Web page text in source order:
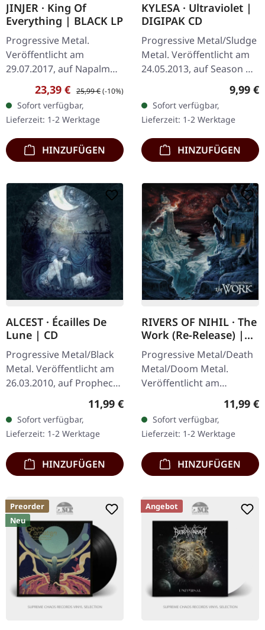
JINJER · King Of
Everything | BLACK LP
Progressive Metal.
Veröffentlicht am
29.07.2017, auf Napalm
Records. Schwarzes Vinyl
im Gatefold-Cover. JINJER
liefern mit „King Of
Everything" ein…
Verkaufspreis:
23,39 € Regulärer Preis:
25,99 €(-10%)
Sofort verfügbar,
Lieferzeit: 1-2 Werktage
HINZUFÜGEN
KYLESA · Ultraviolet |
DIGIPAK CD
Progressive Metal/Sludge
Metal. Veröffentlicht am
24.05.2013, auf Season Of
Mist. CD im DigiPak.
Studioalbum "Ultraviolet"
markiert…
9,99 €
Sofort verfügbar,
Lieferzeit: 1-2 Werktage
HINZUFÜGEN
ALCEST · Écailles De
Lune | CD
Progressive Metal/Black
Metal. Veröffentlicht am
26.03.2010, auf Prophecy
Productions. CD im
„Écailles De Lune“ ist
eine…
Regulärer Preis:
11,99 €
Sofort verfügbar,
Lieferzeit: 1-2 Werktage
HINZUFÜGEN
RIVERS OF NIHIL · The
Work (Re-Release) |
CD
Progressive Metal/Death
Metal/Doom Metal.
Veröffentlicht am
22.08.2025, auf Metal
Blade Records. CD im
Jewelcase. Rivers of Nihil
hat mit ihrem…
11,99 €
Sofort verfügbar,
Lieferzeit: 1-2 Werktage
HINZUFÜGEN
Preorder
Neu
Angebot